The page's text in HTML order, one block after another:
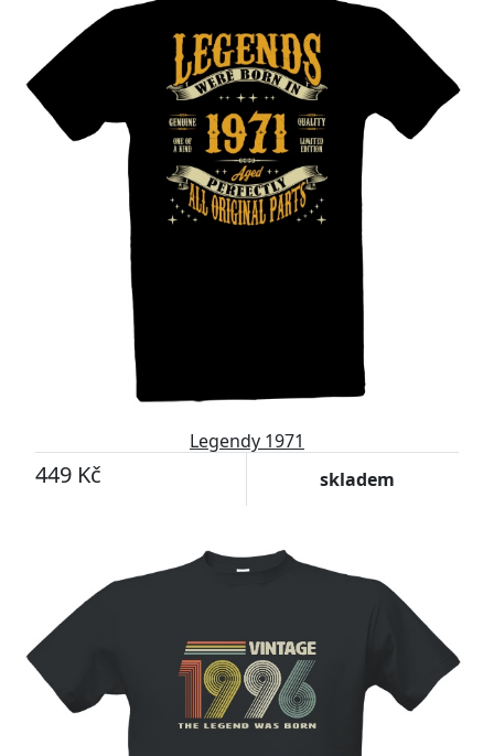
Legendy 1971
449 Kč skladem